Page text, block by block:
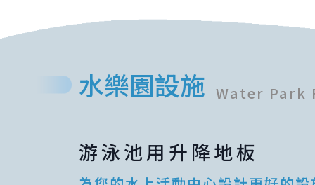
水樂園設施 Water Park
游泳池用升降地板